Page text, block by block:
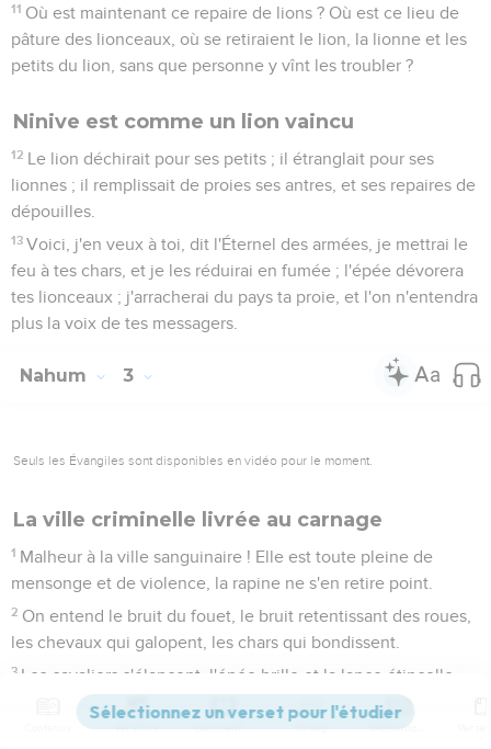
11 Où est maintenant ce repaire de lions ? Où est ce lieu de
pâture des lionceaux, où se retiraient le lion, la lionne et les
petits du lion, sans que personne y vînt les troubler ?
Ninive est comme un lion vaincu
12 Le lion déchirait pour ses petits ; il étranglait pour ses
lionnes ; il remplissait de proies ses antres, et ses repaires de
dépouilles.
13 Voici, j'en veux à toi, dit l'Éternel des armées, je mettrai le
feu à tes chars, et je les réduirai en fumée ; l'épée dévorera
tes lionceaux ; j'arracherai du pays ta proie, et l'on n'entendra
plus la voix de tes messagers.
Nahum 3
Seuls les Évangiles sont disponibles en vidéo pour le moment.
La ville criminelle livrée au carnage
1 Malheur à la ville sanguinaire ! Elle est toute pleine de
mensonge et de violence, la rapine ne s'en retire point.
2 On entend le bruit du fouet, le bruit retentissant des roues,
les chevaux qui galopent, les chars qui bondissent.
3 Les cavaliers s'élancent, l'épée brille et la lance étincelle.
C'est une multitude de blessés ! Une foule de cadavres, des
corps morts à l'infini ! Ils trébuchent sur leurs morts.
Versions Commentaires Strong